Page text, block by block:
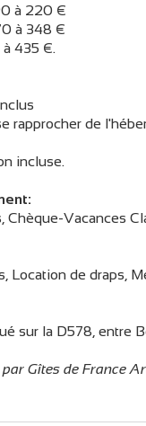
à 220 €
à 348 €
à 435 €.
rapprocher de
incluse.
Chèque-Vacances
Location de draps,
sur la D578, entre
par Gîtes de France